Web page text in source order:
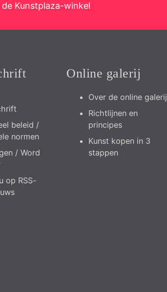
Kunstplaza-winkel
beleid /
normen
/ Word
op RSS-
Online galerij
Over de online galerij
Richtlijnen en
principes
Kunst kopen in 3
stappen